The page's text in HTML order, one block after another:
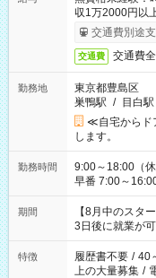
収1万2000円以
交通費別途
交通費 交通費
勤務地
東京都豊島区
巣鴨駅 / 目白駅
≪自宅からド
します。
勤務時間
9:00～18:00（休憩60分） ■ご希望があ
早番 7:00～16:00
と休みを合わせ
「できれば残
ね。 ※Wワーク希望の方へ 今ご覧のお仕事で希望する勤務時間
と、もう1つの
合は応募できま
期間
【8月中のスタ
3日後に就業が可
特徴 履歴書不要 / 40
上の大量募集 /